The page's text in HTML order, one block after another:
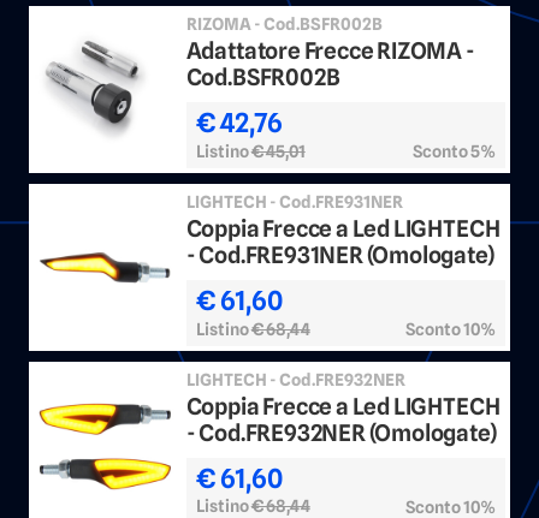
RIZOMA - Cod.BSFR002B
Adattatore Frecce RIZOMA -
Cod.BSFR002B
€ 42,76
Listino€ 45,01 Sconto 5%
LIGHTECH - Cod.FRE931NER
Coppia Frecce a Led LIGHTECH
- Cod.FRE931NER (Omologate)
€ 61,60
Listino€ 68,44 Sconto 10%
LIGHTECH - Cod.FRE932NER
Coppia Frecce a Led LIGHTECH
- Cod.FRE932NER (Omologate)
€ 61,60
Listino€ 68,44 Sconto 10%